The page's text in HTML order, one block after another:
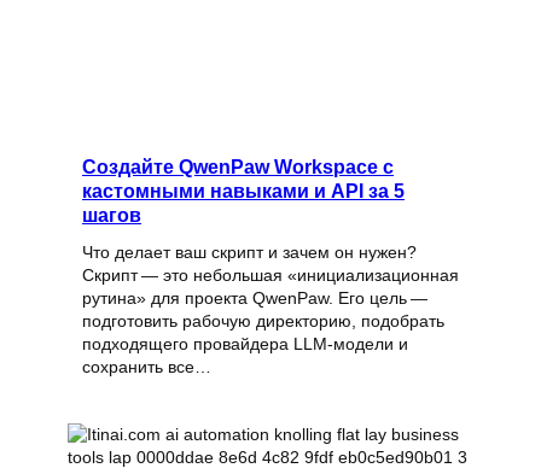
Создайте QwenPaw Workspace с
кастомными навыками и API за 5
шагов
Что делает ваш скрипт и зачем он нужен?
Скрипт — это небольшая «инициализационная
рутина» для проекта QwenPaw. Его цель —
подготовить рабочую директорию, подобрать
подходящего провайдера LLM‑модели и
сохранить все…